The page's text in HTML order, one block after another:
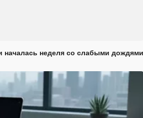
началась неделя со слабыми дождями